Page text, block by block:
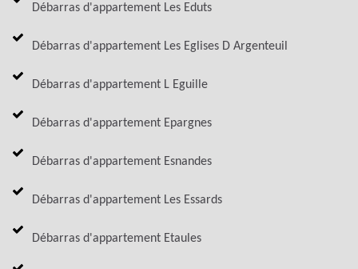
Débarras d'appartement Les Eduts
Débarras d'appartement Les Eglises D Argenteuil
Débarras d'appartement L Eguille
Débarras d'appartement Epargnes
Débarras d'appartement Esnandes
Débarras d'appartement Les Essards
Débarras d'appartement Etaules